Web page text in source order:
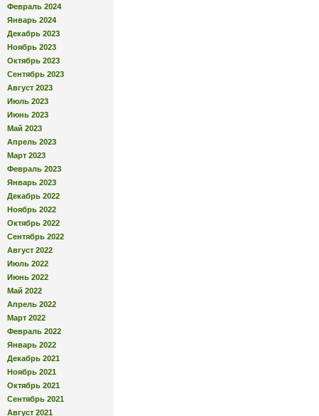
Февраль 2024
Январь 2024
Декабрь 2023
Ноябрь 2023
Октябрь 2023
Сентябрь 2023
Август 2023
Июль 2023
Июнь 2023
Май 2023
Апрель 2023
Март 2023
Февраль 2023
Январь 2023
Декабрь 2022
Ноябрь 2022
Октябрь 2022
Сентябрь 2022
Август 2022
Июль 2022
Июнь 2022
Май 2022
Апрель 2022
Март 2022
Февраль 2022
Январь 2022
Декабрь 2021
Ноябрь 2021
Октябрь 2021
Сентябрь 2021
Август 2021